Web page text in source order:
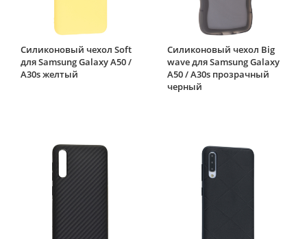
Силиконовый чехол Soft
для Samsung Galaxy A50 /
A30s желтый
Силиконовый чехол Big
wave для Samsung Galaxy
A50 / A30s прозрачный
черный